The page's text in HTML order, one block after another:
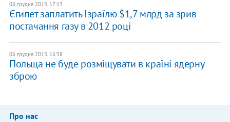
06 грудня 2015, 17:13
Єгипет заплатить Ізраїлю $1,7 млрд за зрив
постачання газу в 2012 році
06 грудня 2015, 16:58
Польща не буде розміщувати в країні ядерну
зброю
Про нас